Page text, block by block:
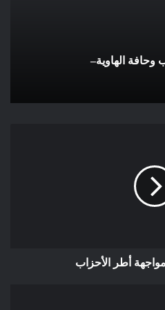
مثل “ما لم تكن حجرة
الحقائق عن القوانين والنماذج
بأن يصنع له تاجًا من الذهب
وانتهى من صناعته وأرسله للملك،
بأن الصائغ قد غشه وسرقه،
عدة، فلم يكن العلماء في
الكيميائي، وذات يوم بينما كان
أطر الأحزاب